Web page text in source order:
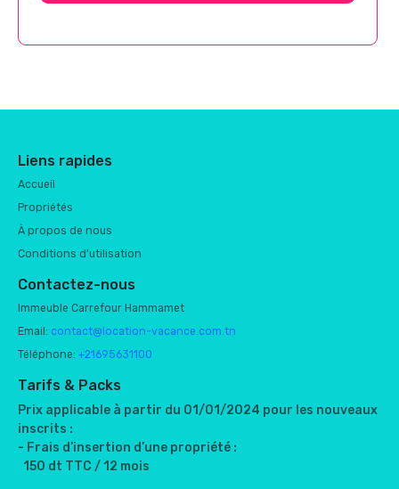
Liens rapides
Accueil
Propriétés
À propos de nous
Conditions d'utilisation
Contactez-nous
Immeuble Carrefour Hammamet
Email: contact@location-vacance.com.tn
Téléphone: +21695631100
Tarifs & Packs
Prix applicable à partir du 01/01/2024 pour les nouveaux
inscrits :
- Frais d’insertion d’une propriété :
150 dt TTC / 12 mois